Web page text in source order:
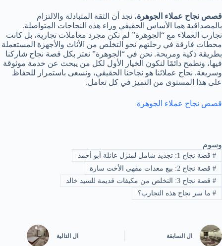
قصص نجاح عملاء الجوهرة، نجد أن الثقة المتبادلة والالتزام
بالمصداقية هما الأساس الحقيقي وراء هذه النجاحات المتواصلة.
تجارب العملاء مع “الجوهرة” لم تكن مجرد معاملات تجارية، بل كانت
محطات فارقة في رحلتهم نحو التخلص من الأثاث والأجهزة المستعملة
بطريقة ذكية ومربحة. نحن في “الجوهرة” نعتز بكل قصة نجاح شاركنا
فيها، ونطمح دائمًا لنكون الخيار الأول لكل من يبحث عن خدمة موثوقة
وسريعة. نجاح عملائنا هو نجاحنا الحقيقي، ونسعى باستمرار للحفاظ
على هذا المستوى من التميز في كل تعامل.
قصص نجاح عملاء الجوهرة
وسوم
#قصة نجاح 1: تجديد شامل لمنزل عائلة أبو أحمد
#قصة نجاح 2: بيع معدات مقهى الأخت سارة
#قصة نجاح 3: التخلص من مكيفات قديمة للسيد خالد
#ما سر نجاح هذه التجارب؟
ال السابقة ال التالية